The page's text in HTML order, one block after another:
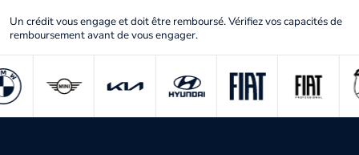
Un crédit vous engage et doit être remboursé. Vérifiez vos capacités de
remboursement avant de vous engager.